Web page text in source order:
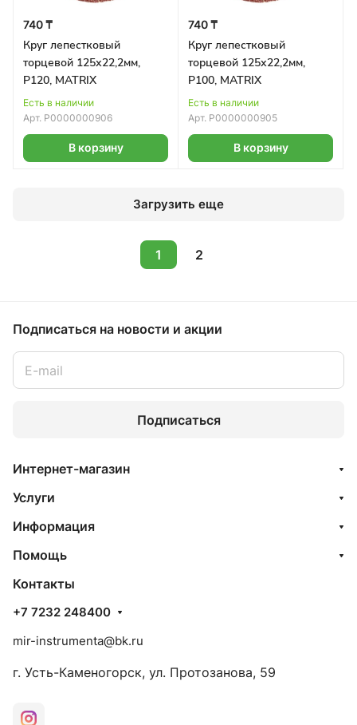
740 ₸
Круг лепестковый
торцевой 125х22,2мм,
Р120, MATRIX
Есть в наличии
Арт. Р0000000906
В корзину
740 ₸
Круг лепестковый
торцевой 125х22,2мм,
Р100, MATRIX
Есть в наличии
Арт. Р0000000905
В корзину
Загрузить еще
1 2
Подписаться на новости и акции
Подписаться
Интернет-магазин
Услуги
Информация
Помощь
Контакты
+7 7232 248400
mir-instrumenta@bk.ru
г. Усть-Каменогорск, ул. Протозанова, 59